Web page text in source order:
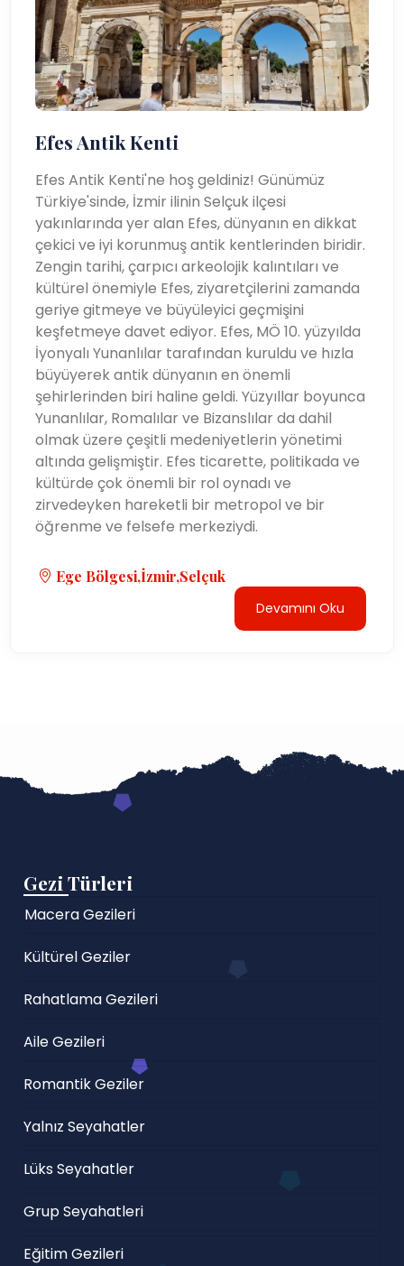
Efes Antik Kenti
Efes Antik Kenti'ne hoş geldiniz! Günümüz
Türkiye'sinde, İzmir ilinin Selçuk ilçesi
yakınlarında yer alan Efes, dünyanın en dikkat
çekici ve iyi korunmuş antik kentlerinden biridir.
Zengin tarihi, çarpıcı arkeolojik kalıntıları ve
kültürel önemiyle Efes, ziyaretçilerini zamanda
geriye gitmeye ve büyüleyici geçmişini
keşfetmeye davet ediyor. Efes, MÖ 10. yüzyılda
İyonyalı Yunanlılar tarafından kuruldu ve hızla
büyüyerek antik dünyanın en önemli
şehirlerinden biri haline geldi. Yüzyıllar boyunca
Yunanlılar, Romalılar ve Bizanslılar da dahil
olmak üzere çeşitli medeniyetlerin yönetimi
altında gelişmiştir. Efes ticarette, politikada ve
kültürde çok önemli bir rol oynadı ve
zirvedeyken hareketli bir metropol ve bir
öğrenme ve felsefe merkeziydi.
Ege Bölgesi,İzmir,Selçuk
Devamını Oku
Gezi Türleri
Macera Gezileri
Kültürel Geziler
Rahatlama Gezileri
Aile Gezileri
Romantik Geziler
Yalnız Seyahatler
Lüks Seyahatler
Grup Seyahatleri
Eğitim Gezileri